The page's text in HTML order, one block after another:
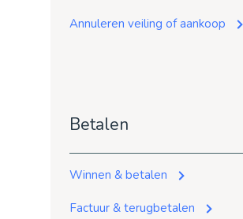
Annuleren veiling of aankoop
Betalen
Winnen & betalen
Factuur & terugbetalen